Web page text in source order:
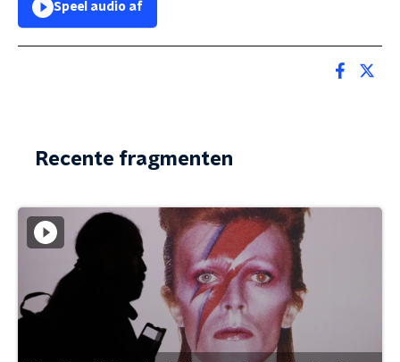
Speel audio af
Recente fragmenten